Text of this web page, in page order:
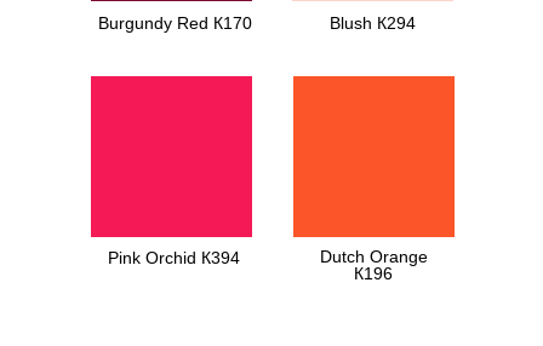
Burgundy Red К170 Blush К294
Pink Orchid К394
Dutch Orange
К196